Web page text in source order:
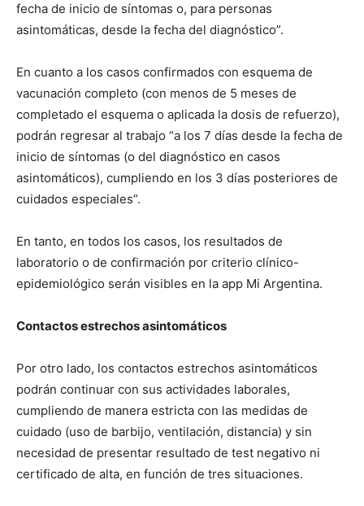
fecha de inicio de síntomas o, para personas
asintomáticas, desde la fecha del diagnóstico”.
En cuanto a los casos confirmados con esquema de
vacunación completo (con menos de 5 meses de
completado el esquema o aplicada la dosis de refuerzo),
podrán regresar al trabajo “a los 7 días desde la fecha de
inicio de síntomas (o del diagnóstico en casos
asintomáticos), cumpliendo en los 3 días posteriores de
cuidados especiales”.
En tanto, en todos los casos, los resultados de
laboratorio o de confirmación por criterio clínico-
epidemiológico serán visibles en la app Mi Argentina.
Contactos estrechos asintomáticos
Por otro lado, los contactos estrechos asintomáticos
podrán continuar con sus actividades laborales,
cumpliendo de manera estricta con las medidas de
cuidado (uso de barbijo, ventilación, distancia) y sin
necesidad de presentar resultado de test negativo ni
certificado de alta, en función de tres situaciones.